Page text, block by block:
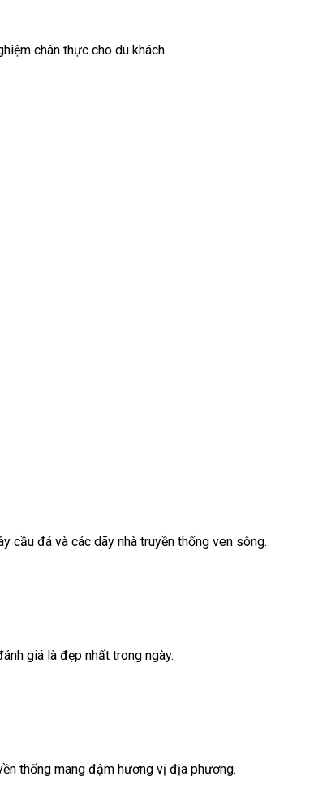
chân thực cho du khách.
cầu đá và các dãy nhà truyền thống ven sông.
giá là đẹp nhất trong ngày.
thống mang đậm hương vị địa phương.